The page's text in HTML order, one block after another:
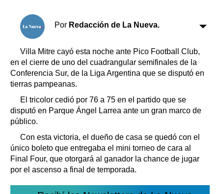
Horóscopo
Suplementos
Servicios
Farmacias
Transportes
Loterías
Fúnebres
Edictos
Por Redacción de La Nueva.
Villa Mitre cayó esta noche ante Pico Football Club,
en el cierre de uno del cuadrangular semifinales de la
Conferencia Sur, de la Liga Argentina que se disputó en
tierras pampeanas.
El tricolor cedió por 76 a 75 en el partido que se
disputó en Parque Ángel Larrea ante un gran marco de
público.
Con esta victoria, el dueño de casa se quedó con el
único boleto que entregaba el mini torneo de cara al
Final Four, que otorgará al ganador la chance de jugar
por el ascenso a final de temporada.